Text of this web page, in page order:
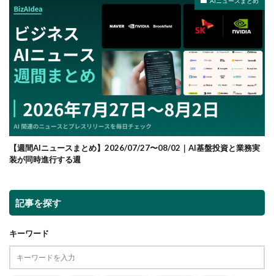
【週間AIニュースまとめ】2026/07/27〜08/02｜AI基盤投資と業務実
装が同時進行する週
記事を探す
キーワード